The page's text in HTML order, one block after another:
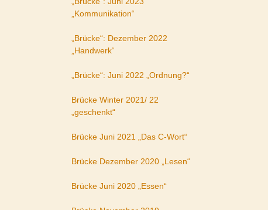
„Kommunikation“
„Brücke“: Dezember 2022
„Handwerk“
„Brücke“: Juni 2022 „Ordnung?“
Brücke Winter 2021/ 22
„geschenkt“
Brücke Juni 2021 „Das C-Wort“
Brücke Dezember 2020 „Lesen“
Brücke Juni 2020 „Essen“